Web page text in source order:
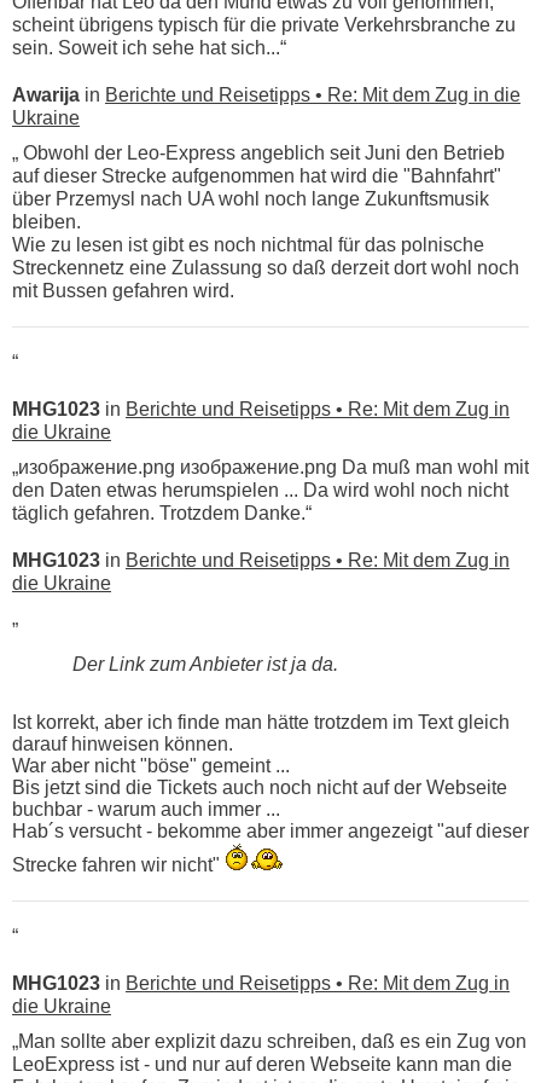
scheint übrigens typisch für die private Verkehrsbranche zu
sein. Soweit ich sehe hat sich...“
Awarija in Berichte und Reisetipps • Re: Mit dem Zug in die
Ukraine
„ Obwohl der Leo-Express angeblich seit Juni den Betrieb
auf dieser Strecke aufgenommen hat wird die "Bahnfahrt"
über Przemysl nach UA wohl noch lange Zukunftsmusik
bleiben.
Wie zu lesen ist gibt es noch nichtmal für das polnische
Streckennetz eine Zulassung so daß derzeit dort wohl noch
mit Bussen gefahren wird.
“
MHG1023 in Berichte und Reisetipps • Re: Mit dem Zug in
die Ukraine
„изображение.png изображение.png Da muß man wohl mit
den Daten etwas herumspielen ... Da wird wohl noch nicht
täglich gefahren. Trotzdem Danke.“
MHG1023 in Berichte und Reisetipps • Re: Mit dem Zug in
die Ukraine
„
Der Link zum Anbieter ist ja da.
Ist korrekt, aber ich finde man hätte trotzdem im Text gleich
darauf hinweisen können.
War aber nicht "böse" gemeint ...
Bis jetzt sind die Tickets auch noch nicht auf der Webseite
buchbar - warum auch immer ...
Hab´s versucht - bekomme aber immer angezeigt "auf dieser
Strecke fahren wir nicht"
“
MHG1023 in Berichte und Reisetipps • Re: Mit dem Zug in
die Ukraine
„Man sollte aber explizit dazu schreiben, daß es ein Zug von
LeoExpress ist - und nur auf deren Webseite kann man die